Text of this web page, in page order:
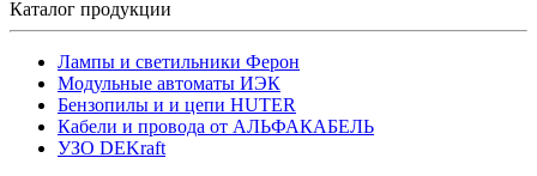
Каталог продукции
Лампы и светильники Ферон
Модульные автоматы ИЭК
Бензопилы и и цепи HUTER
Кабели и провода от АЛЬФАКАБЕЛЬ
УЗО DEKraft